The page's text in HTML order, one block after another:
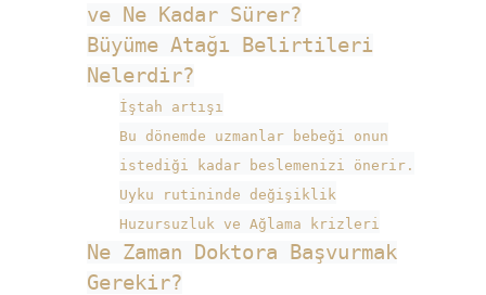
ve Ne Kadar Sürer?
Büyüme Atağı Belirtileri
Nelerdir?
İştah artışı
Bu dönemde uzmanlar bebeği onun
istediği kadar beslemenizi önerir.
Uyku rutininde değişiklik
Huzursuzluk ve Ağlama krizleri
Ne Zaman Doktora Başvurmak
Gerekir?